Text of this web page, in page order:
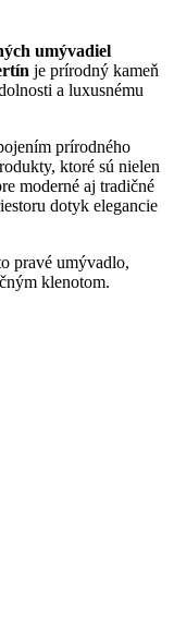
umývadiel
je prírodný kameň
a luxusnému
prírodného
ktoré sú nielen
moderné aj tradičné
dotyk elegancie
pravé umývadlo,
klenotom.